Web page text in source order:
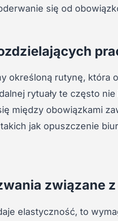
się od
określoną rutynę, która
rytuały te często
między obowiązkami
jak opuszczenie
związane
elastyczność, to